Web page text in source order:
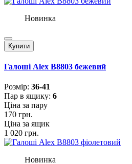
Новинка
Купити
Галоші Alex B8803 бежевий
Розмiр: 36-41
Пар в ящику: 6
Ціна за пару
170 грн.
Ціна за ящик
1 020 грн.
Новинка